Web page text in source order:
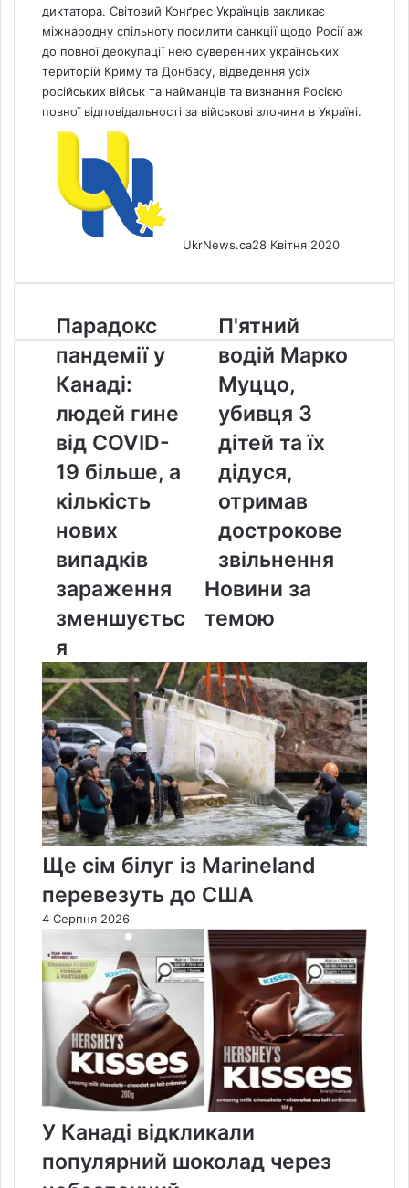
диктатора. Світовий Конґрес Українців закликає
міжнародну спільноту посилити санкції щодо Росії аж
до повної деокупації нею суверенних українських
територій Криму та Донбасу, відведення усіх
російських військ та найманців та визнання Росією
повної відповідальності за військові злочини в Україні.
UkrNews.ca28 Квітня 2020
Парадокс
пандемії
у
Канаді:
людей
гине
від
COVID-
19
більше,
а
кількість
випадків
зараження
Парадокс
пандемії у
Канаді:
людей гине
від COVID-
19 більше, а
кількість
нових
випадків
зараження
зменшуєтьс
я
П'ятний
водій
Марко
Муццо,
убивця
3
дітей
та
їх
отримав
дострокове
звільнення
П'ятний
водій Марко
Муццо,
убивця 3
дітей та їх
дідуся,
отримав
дострокове
звільнення
Новини за
темою
Ще сім білуг із Marineland
перевезуть до США
4 Серпня 2026
У Канаді відкликали
популярний шоколад через